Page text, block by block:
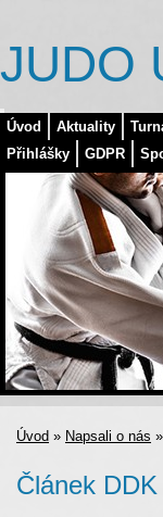
Úvod Aktuality
Přihlášky
GDPR
JUDO
Úvod » Napsali o nás »
Článek